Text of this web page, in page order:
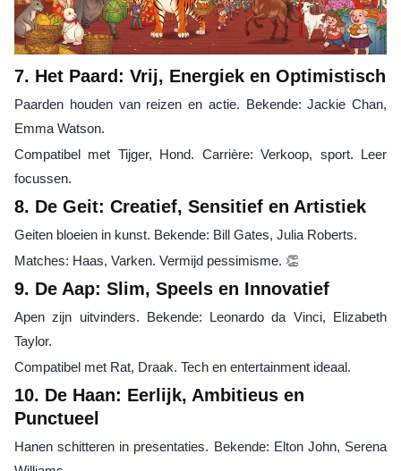
7. Het Paard: Vrij, Energiek en Optimistisch
Paarden houden van reizen en actie. Bekende: Jackie Chan,
Emma Watson.
Compatibel met Tijger, Hond. Carrière: Verkoop, sport. Leer
focussen.
8. De Geit: Creatief, Sensitief en Artistiek
Geiten bloeien in kunst. Bekende: Bill Gates, Julia Roberts.
Matches: Haas, Varken. Vermijd pessimisme. 👏
9. De Aap: Slim, Speels en Innovatief
Apen zijn uitvinders. Bekende: Leonardo da Vinci, Elizabeth
Taylor.
Compatibel met Rat, Draak. Tech en entertainment ideaal.
10. De Haan: Eerlijk, Ambitieus en
Punctueel
Hanen schitteren in presentaties. Bekende: Elton John, Serena